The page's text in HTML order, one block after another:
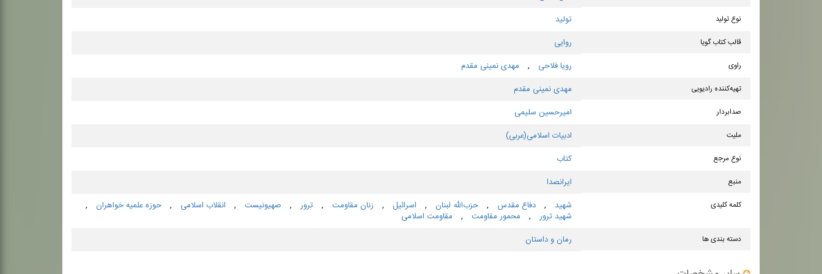
نوع تولید تولید
قالب کتاب گویا روایی
راوی رویا فلاحی , مهدی نمینی مقدم
تهیه‌کننده رادیویی مهدی نمینی مقدم
صدابردار امیرحسین سلیمی
ملیت ادبیات اسلامی(عربی)
نوع مرجع کتاب
منبع ایرانصدا
کلمه کلیدی شهید , دفاع مقدس , حزب‌الله لبنان , اسرائیل , زنان مقاومت , ترور , صهیونیست , انقلاب اسلامی , حوزه علمیه خواهران
,
شهید ترور
, محمور مقاومت , مقاومت اسلامی
دسته بندی ها رمان و داستان